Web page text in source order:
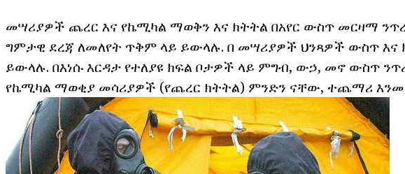
መሣሪያዎች ጨረር እና የኬሚካል ማወቅን እና ክትትል በአየር ውስጥ መርዛማ
ግምታዊ ደረጃ ለመለየት ጥቅም ላይ ይውላሉ. በ መሣሪያዎች ህንጻዎች ውስጥ እና
ይውላሉ. በእነሱ እርዳታ የተለያዩ ክፍል ቦታዎች ላይ ምግብ, ውኃ, መኖ ውስጥ
የኬሚካል ማወቂያ መሳሪያዎች (የጨረር ክትትል) ምንድን ናቸው, ተጨማሪ